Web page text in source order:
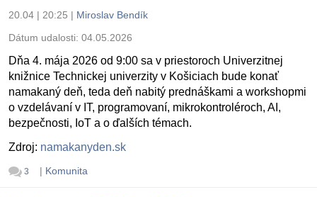
20.04 | 20:25 | Miroslav Bendík
Dátum udalosti: 04.05.2026
Dňa 4. mája 2026 od 9:00 sa v priestoroch Univerzitnej
knižnice Technickej univerzity v Košiciach bude konať
namakaný deň, teda deň nabitý prednáškami a workshopmi
o vzdelávaní v IT, programovaní, mikrokontroléroch, AI,
bezpečnosti, IoT a o ďalších témach.
Zdroj: namakanyden.sk
3 | Komunita